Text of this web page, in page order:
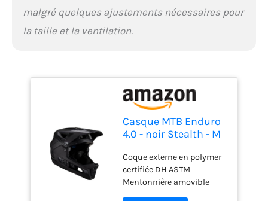
malgré quelques ajustements nécessaires pour
la taille et la ventilation.
Casque MTB Enduro
4.0 - noir Stealth - M
Coque externe en polymer
certifiée DH ASTM
Mentonnière amovible